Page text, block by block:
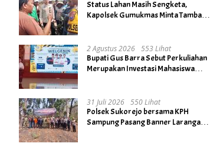
Status Lahan Masih Sengketa,
Kapolsek Gumukmas Minta Tambang
2 Agustus 2026
553 Lihat
Bupati Gus Barra Sebut Perkuliahan
Merupakan Investasi Mahasiswa
31 Juli 2026
550 Lihat
Polsek Sukorejo bersama KPH
Sampung Pasang Banner Larangan